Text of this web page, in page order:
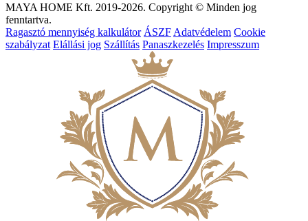
MAYA HOME Kft. 2019-2026. Copyright © Minden jog
fenntartva.
Ragasztó mennyiség kalkulátor ÁSZF Adatvédelem Cookie
szabályzat Elállási jog Szállítás Panaszkezelés Impresszum